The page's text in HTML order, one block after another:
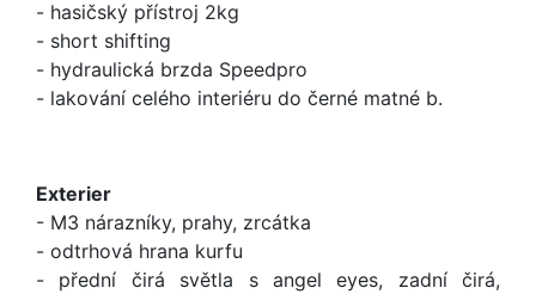
- hasičský přístroj 2kg
- short shifting
- hydraulická brzda Speedpro
- lakování celého interiéru do černé matné b.
Exterier
- M3 nárazníky, prahy, zrcátka
- odtrhová hrana kurfu
- přední čirá světla s angel eyes, zadní čirá,